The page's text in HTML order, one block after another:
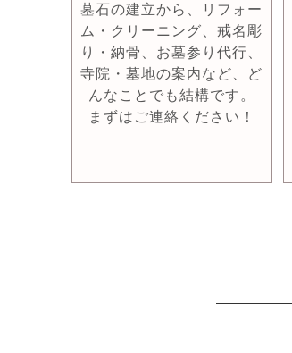
墓石の建立から、リフォー
ム・クリーニング、戒名彫
り・納骨、お墓参り代行、
寺院・墓地の案内など、ど
んなことでも結構です。
まずはご連絡ください！